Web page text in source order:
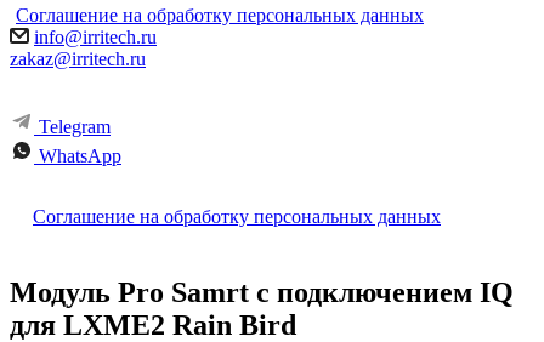
Соглашение на обработку персональных данных
info@irritech.ru
zakaz@irritech.ru
Telegram
WhatsApp
Соглашение на обработку персональных данных
Модуль Pro Samrt с подключением IQ
для LXME2 Rain Bird